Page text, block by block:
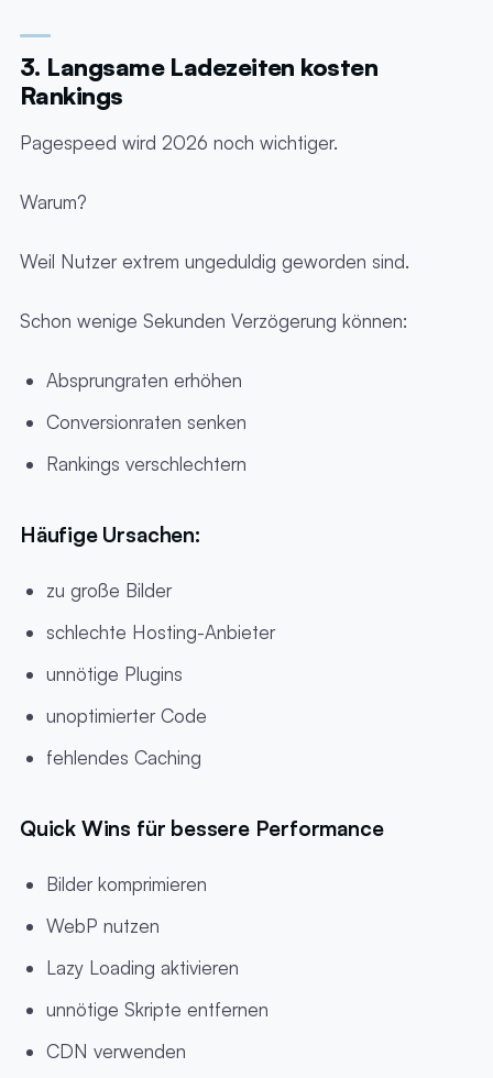
3. Langsame Ladezeiten kosten
Rankings
Pagespeed wird 2026 noch wichtiger.
Warum?
Weil Nutzer extrem ungeduldig geworden sind.
Schon wenige Sekunden Verzögerung können:
Absprungraten erhöhen
Conversionraten senken
Rankings verschlechtern
Häufige Ursachen:
zu große Bilder
schlechte Hosting-Anbieter
unnötige Plugins
unoptimierter Code
fehlendes Caching
Quick Wins für bessere Performance
Bilder komprimieren
WebP nutzen
Lazy Loading aktivieren
unnötige Skripte entfernen
CDN verwenden